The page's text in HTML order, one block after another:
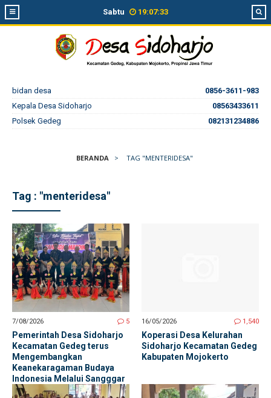
Sabtu 19:07:34
bidan desa
0856-3611-983
Kepala Desa Sidoharjo
08563433611
Polsek Gedeg
082131234886
BERANDA > TAG "MENTERIDESA"
Tag : "menteridesa"
7/08/2026 5
Pemerintah Desa Sidoharjo
Kecamatan Gedeg terus
Mengembangkan
Keanekaragaman Budaya
Indonesia Melalui Sangggar
Tari Rahardjo Mardiko
16/05/2026 1,540
Koperasi Desa Kelurahan
Sidoharjo Kecamatan Gedeg
Kabupaten Mojokerto